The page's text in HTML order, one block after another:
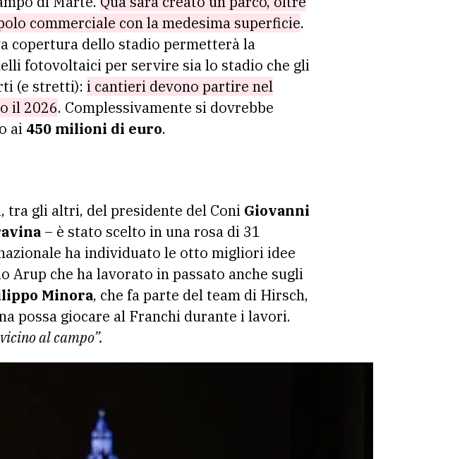
commerciale con la medesima superficie.
copertura dello stadio permetterà la
fotovoltaici per servire sia lo stadio che gli
(e stretti): i cantieri devono partire nel
il 2026. Complessivamente si dovrebbe
ai 450 milioni di euro.
tra gli altri, del presidente del Coni Giovanni
– è stato scelto in una rosa di 31
ha individuato le otto migliori idee
che ha lavorato in passato anche sugli
Minora, che fa parte del team di Hirsch,
possa giocare al Franchi durante i lavori.
al campo”.